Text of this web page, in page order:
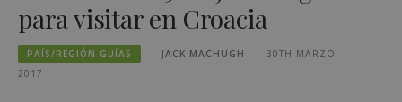
para visitar en Croacia
PAÍS/REGIÓN GUÍAS JACK MACHUGH
30TH MARZO
2017